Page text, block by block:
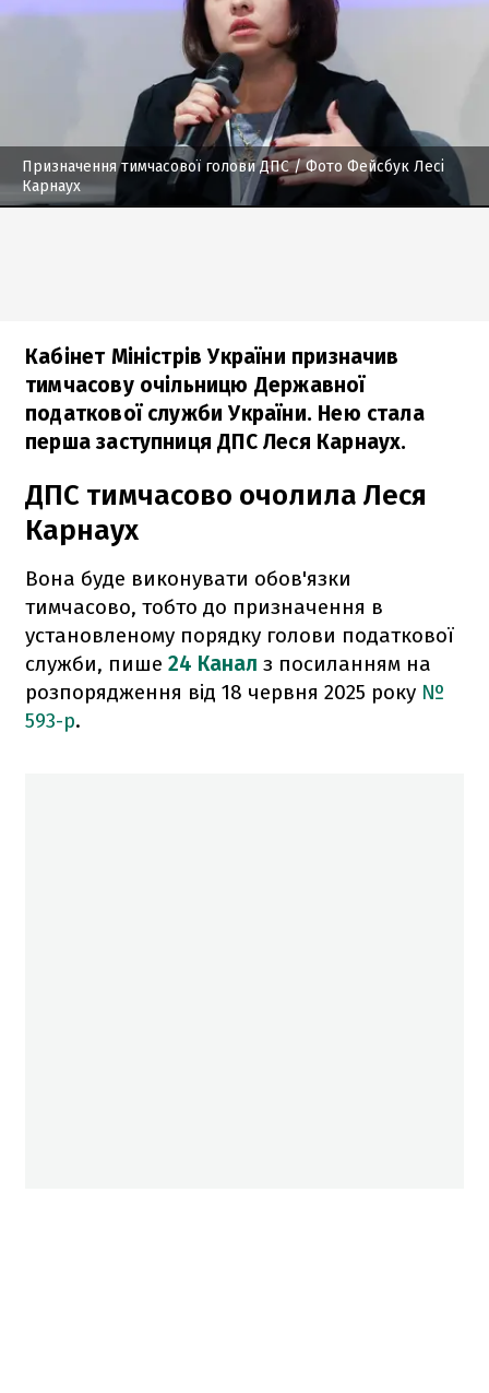
Призначення тимчасової голови ДПС/ Фото Фейсбук Лесі
Карнаух
Кабінет Міністрів України призначив
тимчасову очільницю Державної
податкової служби України. Нею стала
перша заступниця ДПС Леся Карнаух.
ДПС тимчасово очолила Леся
Карнаух
Вона буде виконувати обов'язки
тимчасово, тобто до призначення в
установленому порядку голови податкової
служби, пише 24 Канал з посиланням на
розпорядження від 18 червня 2025 року №
593-р.